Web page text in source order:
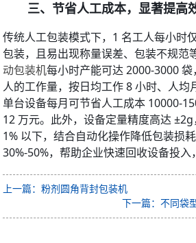
三、节省人工成本，显著提高
传统人工包装模式下，1 名工人每小时
包装，且易出现称量误差、包装不规范
动包装机每小时产能可达 2000-3000
人的工作量，按日均工作 8 小时、人均
单台设备每月可节省人工成本 10000-
12 万元。此外，设备定量精度高达
1% 以下，结合自动化操作降低包装损
30%-50%，帮助企业快速回收设备投入
上一篇：粉剂圆角背封包装机
下一篇：不同袋